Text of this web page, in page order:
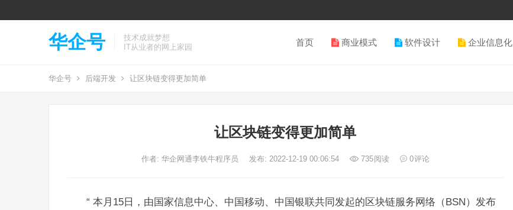
华企号
技术成就梦想
IT从业者的网上家园
首页 商业模式 软件设计 企业信息化
华企号 后端开发 让区块链变得更加简单
让区块链变得更加简单
作者: 华企网通李铁牛程序员 发布: 2022-12-19 00:06:54 735阅读 0评论
“ 本月15日，由国家信息中心、中国移动、中国银联共同发起的区块链服务网络（BSN）发布